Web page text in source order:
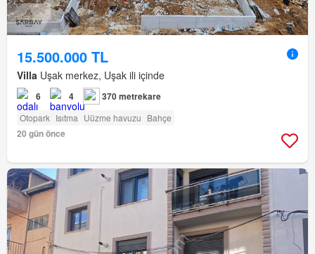
15.500.000 TL
Villa Uşak merkez, Uşak ili içinde
6 4 370 metrekare
Otopark Isıtma Uüzme havuzu Bahçe
20 gün önce